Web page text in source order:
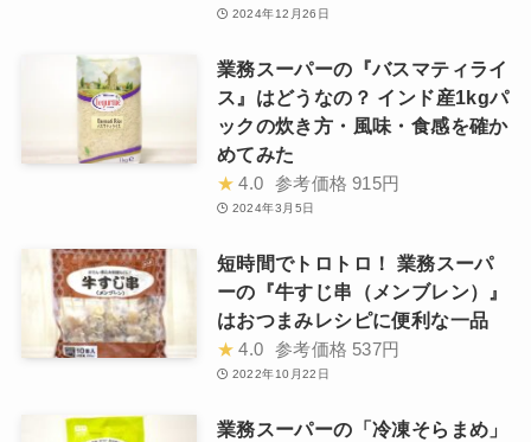
2024年12月26日
業務スーパーの『バスマティライ
ス』はどうなの？ インド産1kgパ
ックの炊き方・風味・食感を確か
めてみた
★ 4.0 参考価格 915円
2024年3月5日
短時間でトロトロ！ 業務スーパ
ーの『牛すじ串（メンブレン）』
はおつまみレシピに便利な一品
★ 4.0 参考価格 537円
2022年10月22日
業務スーパーの「冷凍そらまめ」